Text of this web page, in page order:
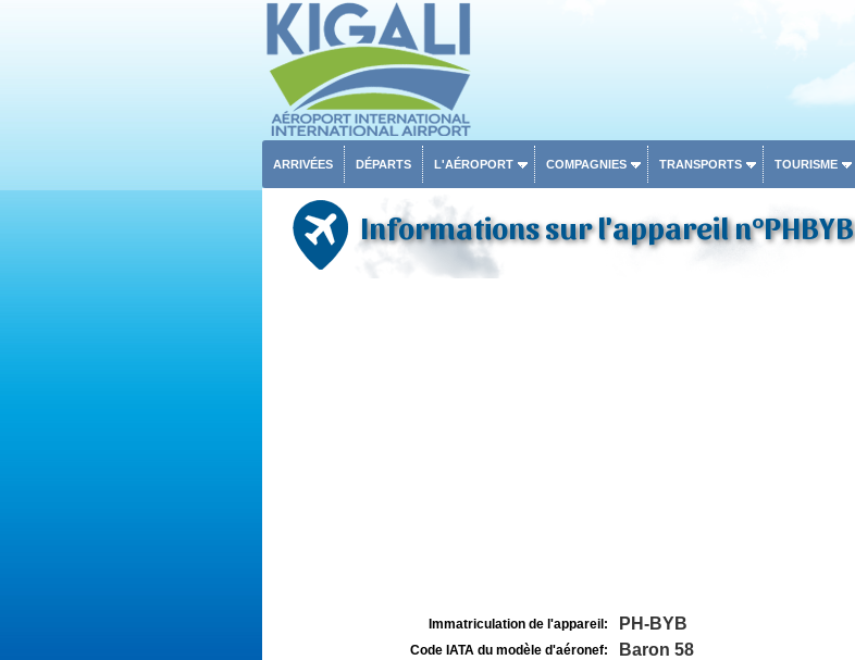
ARRIVÉES DÉPARTS L'AÉROPORT COMPAGNIES TRANSPORTS TOURISME
Informations sur l'appareil n°PHBYB
Immatriculation de l'appareil: PH-BYB
Code IATA du modèle d'aéronef: Baron 58